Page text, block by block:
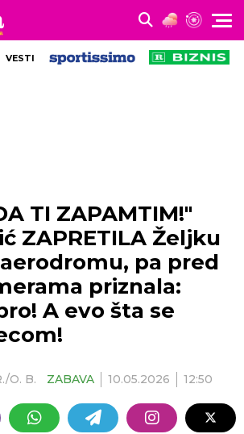
VESTI
TI ZAPAMTIM!"
ZAPRETILA Željku
pa pred
priznala:
A evo šta se
O. B. ZABAVA 10.05.2026 12:50